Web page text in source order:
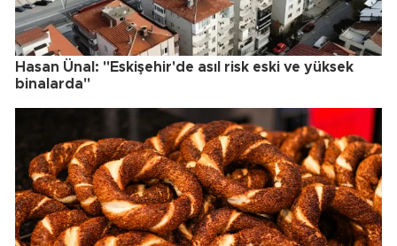
Hasan Ünal: "Eskişehir'de asıl risk eski ve yüksek
binalarda"